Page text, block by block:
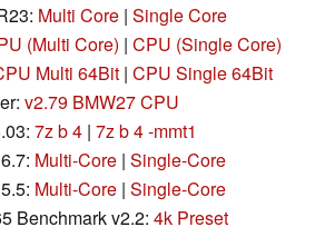
Multi Core | Single Core
(Multi Core) | CPU (Single Core)
Multi 64Bit | CPU Single 64Bit
v2.79 BMW27 CPU
7z b 4| 7z b 4 -mmt1
Multi-Core | Single-Core
Multi-Core | Single-Core
Benchmark v2.2: 4k Preset